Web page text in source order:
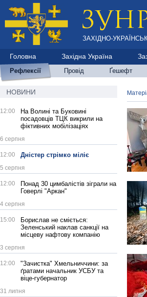
ЗАХІДНО-
Головна Західна Україна
Рефлексії Провід Ґешефт
НОВИНИ
12:00
На Волині та Буковині
посадовців ТЦК викрили на
фіктивних мобілізаціях
6 серпня
12:00 Дністер стрімко міліє
5 серпня
12:00
Понад 30 цимбалістів зіграли на
Говерлі "Аркан"
4 серпня
15:00
Борислав не сміється:
Зеленський наклав санкції на
місцеву нафтову компанію
3 серпня
12:00
"Зачистка" Хмельниччини: за
ґратами начальник УСБУ та
віце-губернатор
31 липня